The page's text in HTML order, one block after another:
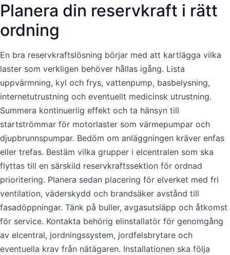
Planera din reservkraft i rätt
ordning
En bra reservkraftslösning börjar med att kartlägga vilka
laster som verkligen behöver hållas igång. Lista
uppvärmning, kyl och frys, vattenpump, basbelysning,
internetutrustning och eventuellt medicinsk utrustning.
Summera kontinuerlig effekt och ta hänsyn till
startströmmar för motorlaster som värmepumpar och
djupbrunnspumpar. Bedöm om anläggningen kräver enfas
eller trefas. Bestäm vilka grupper i elcentralen som ska
flyttas till en särskild reservkraftssektion för ordnad
prioritering. Planera sedan placering för elverket med fri
ventilation, väderskydd och brandsäker avstånd till
fasadöppningar. Tänk på buller, avgasutsläpp och åtkomst
för service. Kontakta behörig elinstallatör för genomgång
av elcentral, jordningssystem, jordfelsbrytare och
eventuella krav från nätägaren. Installationen ska följa